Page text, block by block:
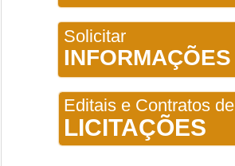
Solicitar
INFORMAÇÕES
Editais e Contratos de
LICITAÇÕES